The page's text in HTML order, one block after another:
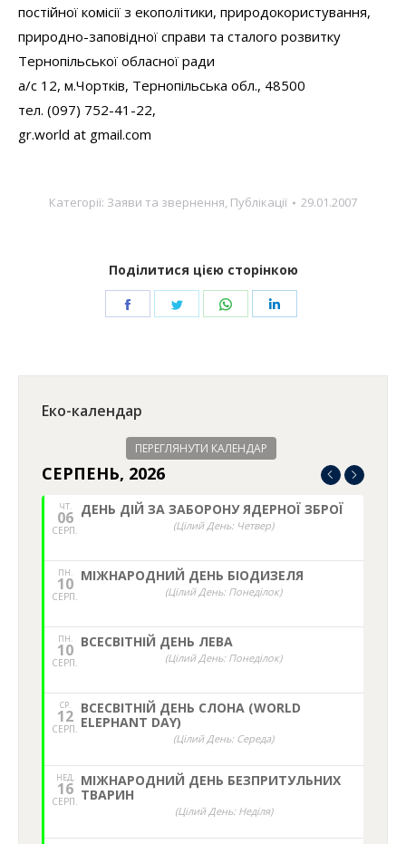
постійної комісії з екополітики, природокористування,
природно-заповідної справи та сталого розвитку
Тернопільської обласної ради
а/с 12, м.Чортків, Тернопільська обл., 48500
тел. (097) 752-41-22,
gr.world at gmail.com
Категорії: Заяви та звернення, Публікації 29.01.2007
Поділитися цією сторінкою
Share
Share
Share
Еко-календар
ПЕРЕГЛЯНУТИ КАЛЕНДАР
СЕРПЕНЬ, 2026
ЧТ.
06
СЕРП.
ДЕНЬ ДІЙ ЗА ЗАБОРОНУ ЯДЕРНОЇ ЗБРОЇ
(Цілий День: Четвер)
ПН.
10
СЕРП.
МІЖНАРОДНИЙ ДЕНЬ БІОДИЗЕЛЯ
(Цілий День: Понеділок)
ПН.
10
СЕРП.
ВСЕСВІТНІЙ ДЕНЬ ЛЕВА
(Цілий День: Понеділок)
СР.
12
СЕРП.
ВСЕСВІТНІЙ ДЕНЬ СЛОНА (WORLD
ELEPHANT DAY)
(Цілий День: Середа)
НЕД,
16
СЕРП.
МІЖНАРОДНИЙ ДЕНЬ БЕЗПРИТУЛЬНИХ
ТВАРИН
(Цілий День: Неділя)